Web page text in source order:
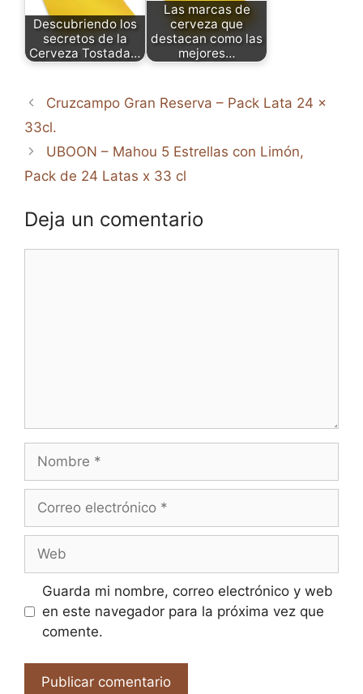
Descubriendo los
secretos de la
Cerveza Tostada…
Las marcas de
cerveza que
destacan como las
mejores…
Cruzcampo Gran Reserva – Pack Lata 24 x
33cl.
UBOON – Mahou 5 Estrellas con Limón,
Pack de 24 Latas x 33 cl
Deja un comentario
Nombre
Correo
Web
Guarda mi nombre, correo electrónico y web
en este navegador para la próxima vez que
comente.